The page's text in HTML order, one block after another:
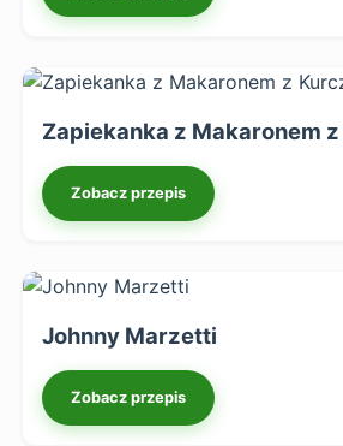
Zapiekanka z Makaronem
Zobacz przepis
Johnny Marzetti
Zobacz przepis